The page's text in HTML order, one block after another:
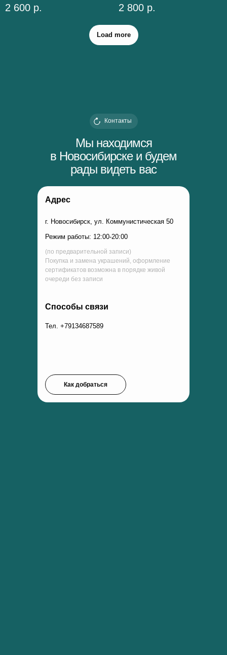
2 600 р. 2 800 р.
Load more
Мы находимся
в Новосибирске и будем
рады видеть вас
Контакты
Адрес
Способы связи
г. Новосибирск, ул. Коммунистическая 50
Тел. +79134687589
Режим работы: 12:00-20:00
(по предварительной записи)
Покупка и замена украшений, оформление
сертификатов возможна в порядке живой
очереди без записи
Как добраться